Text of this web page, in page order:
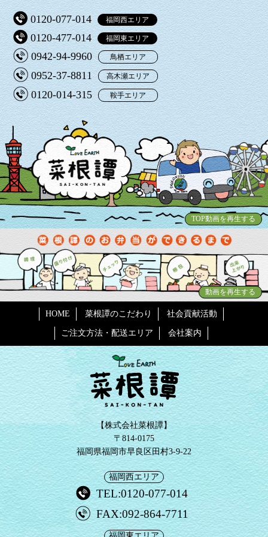
0120-077-014 福岡西エリア
0120-477-014 福岡東エリア
0942-94-9960 鳥栖エリア
0952-37-8811 高木瀬エリア
0120-014-315 鞍手エリア
TOP動画を再生する
動画を再生する
HOME 菜根譚のこだわり 社会貢献活動
ご注文方法・配送エリア 会社案内
【株式会社菜根譚】
〒814-0175
福岡県福岡市早良区田村3-9-22
福岡西エリア
TEL:0120-077-014
FAX:092-864-7711